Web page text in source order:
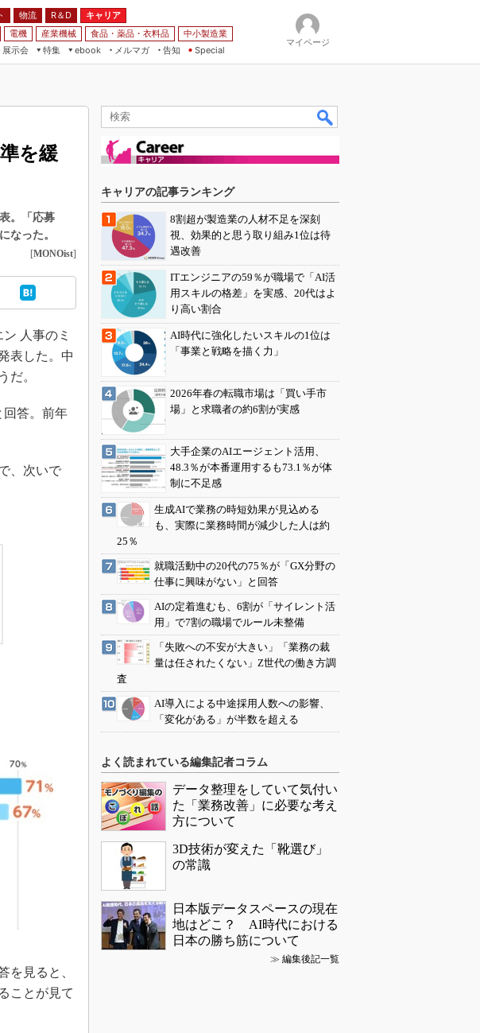
物流 R＆D
キャリア
電機 産業機械 食品・薬品・衣料品
中小製造業
展示会
特集
ebook
メルマガ
告知 Special
マイページ
を緩
。「応募
なった。
[MONOist]
人事のミ
表した。中
だ。
答。前年
、次いで
を見ると、
ことが見て
キャリアの記事ランキング
8割超が製造業の人材不足を深刻
視、効果的と思う取り組み1位は待
遇改善
ITエンジニアの59％が職場で「AI活
用スキルの格差」を実感、20代はよ
り高い割合
AI時代に強化したいスキルの1位は
「事業と戦略を描く力」
2026年春の転職市場は「買い手市
場」と求職者の約6割が実感
大手企業のAIエージェント活用、
48.3％が本番運用するも73.1％が体
制に不足感
生成AIで業務の時短効果が見込める
も、実際に業務時間が減少した人は約
25％
就職活動中の20代の75％が「GX分野の
仕事に興味がない」と回答
AIの定着進むも、6割が「サイレント活
用」で7割の職場でルール未整備
「失敗への不安が大きい」「業務の裁
量は任されたくない」Z世代の働き方調
査
AI導入による中途採用人数への影響、
「変化がある」が半数を超える
よく読まれている編集記者コラム
データ整理をしていて気付い
た「業務改善」に必要な考え
方について
3D技術が変えた「靴選び」
の常識
日本版データスペースの現在
地はどこ？ AI時代における
日本の勝ち筋について
≫ 編集後記一覧